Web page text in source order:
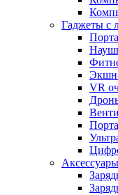
Гаджеты с
VR